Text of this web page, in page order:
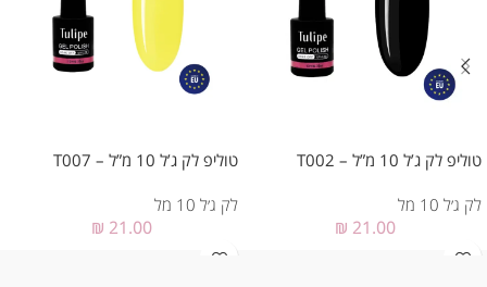
טוליפ לק ג’ל 10 מ”ל – T002
לק ג׳ל 10 מל
₪ 21.00
טוליפ לק ג’ל 10 מ”ל – T007
לק ג׳ל 10 מל
₪ 21.00